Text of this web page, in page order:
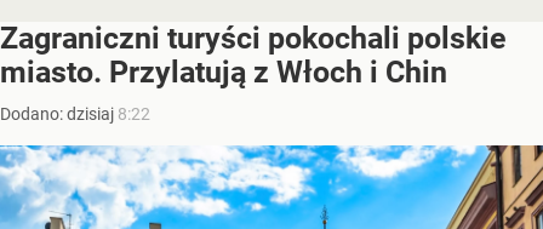
Zagraniczni turyści pokochali polskie
miasto. Przylatują z Włoch i Chin
Dodano:dzisiaj 8:22